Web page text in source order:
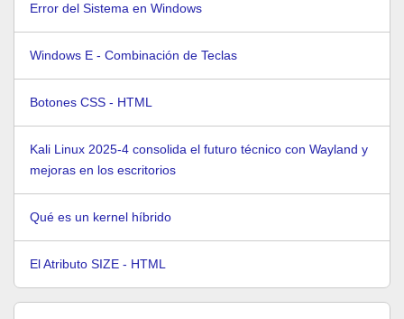
Error del Sistema en Windows
Windows E - Combinación de Teclas
Botones CSS - HTML
Kali Linux 2025-4 consolida el futuro técnico con Wayland y
mejoras en los escritorios
Qué es un kernel híbrido
El Atributo SIZE - HTML